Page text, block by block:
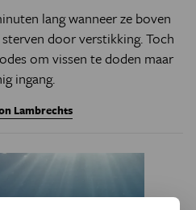
lang wanneer ze boven
door verstikking. Toch
om vissen te doden maar
ingang.
Lambrechts